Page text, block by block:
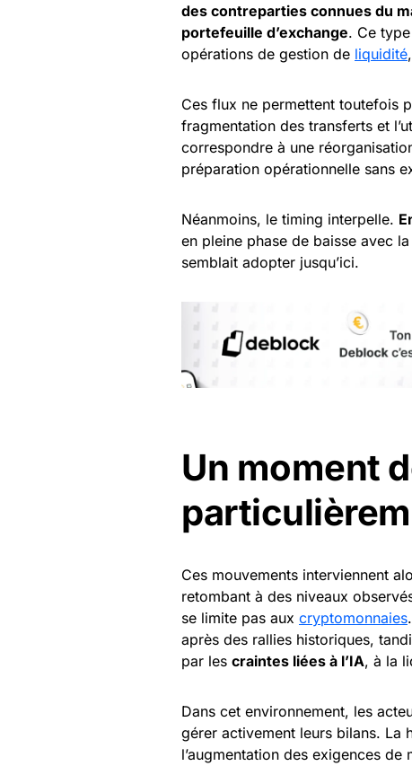
des contreparties connues du
portefeuille d’exchange. Ce
opérations de gestion de liquidité
Ces flux ne permettent toutefois
fragmentation des transferts et
correspondre à une
préparation opérationnelle sans
Néanmoins, le timing interpelle.
en pleine phase de baisse avec
semblait adopter jusqu’ici.
Un moment
Ces mouvements interviennent
retombant à des niveaux
se limite pas aux cryptomonnaies.
après des rallies historiques,
par les craintes liées à l’IA, à la
Dans cet environnement, les
gérer activement leurs bilans. La
l’augmentation des exigences